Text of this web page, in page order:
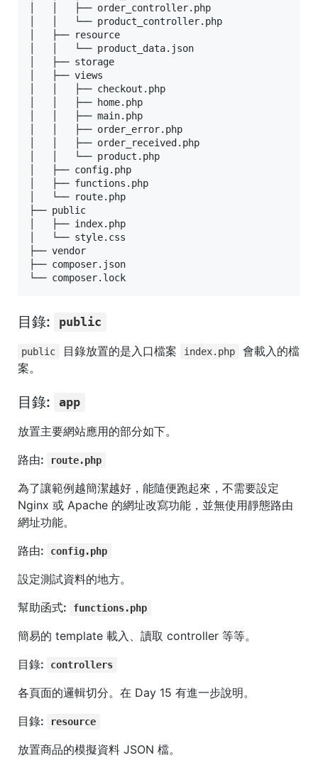
│   │   ├── order_controller.php
│   │   └── product_controller.php
│   ├── resource
│   │   └── product_data.json
│   ├── storage
│   ├── views
│   │   ├── checkout.php
│   │   ├── home.php
│   │   ├── main.php
│   │   ├── order_error.php
│   │   ├── order_received.php
│   │   └── product.php
│   ├── config.php
│   ├── functions.php
│   └── route.php
├── public
│   ├── index.php
│   └── style.css
├── vendor
├── composer.json
└── composer.lock
目錄: public
public 目錄放置的是入口檔案 index.php
會載入的檔
案。
目錄:
app
放置主要網站應用的部分如下。
路由:
route.php
為了讓範例越簡潔越好，能隨便跑起來，不需要設定
Nginx 或 Apache 的網址改寫功能，並無使用靜態路由
網址功能。
路由:
config.php
設定測試資料的地方。
幫助函式:
functions.php
簡易的 template 載入、讀取 controller 等等。
目錄:
controllers
各頁面的邏輯切分。在 Day 15 有進一步說明。
目錄:
resource
放置商品的模擬資料 JSON 檔。